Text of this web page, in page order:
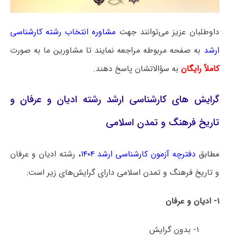
داوطلبان عزیز می‌توانند جهت مشاوره انتخاب رشته کارشناسی
ارشد به صفحه مربوطه مراجعه نمایند تا مشاورین ما به صورت
کاملاً رایگان به سؤالاتشان پاسخ دهند.
گرایش‌ های کارشناسی ارشد رشته ادیان و عرفان و
تاریخ فرهنگ و تمدن اسلامی
مطابق دفترچه آزمون کارشناسی ارشد ۱۴۰۴ ، رشته ادیان و عرفان
و تاریخ فرهنگ و تمدن اسلامی دارای گرایش‌های زیر است:
۱- ادیان و عرفان
۱- بدون گرایش